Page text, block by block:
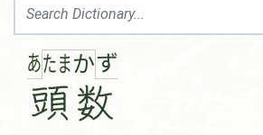
あたま
頭
かず
数